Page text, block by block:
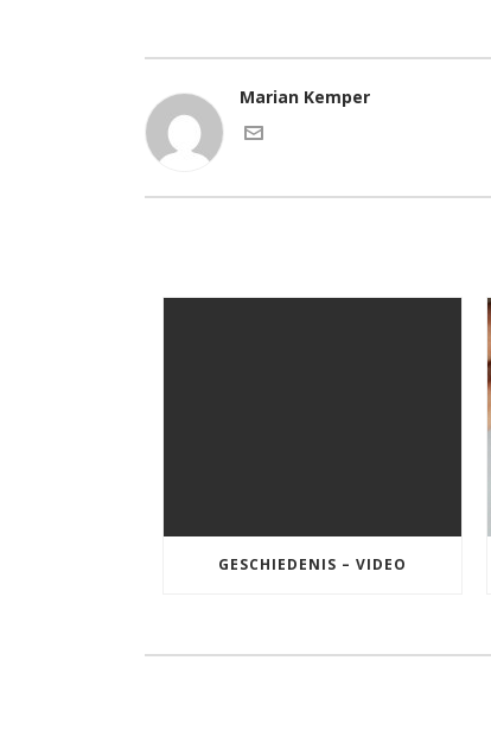
Marian Kemper
GESCHIEDENIS – VIDEO